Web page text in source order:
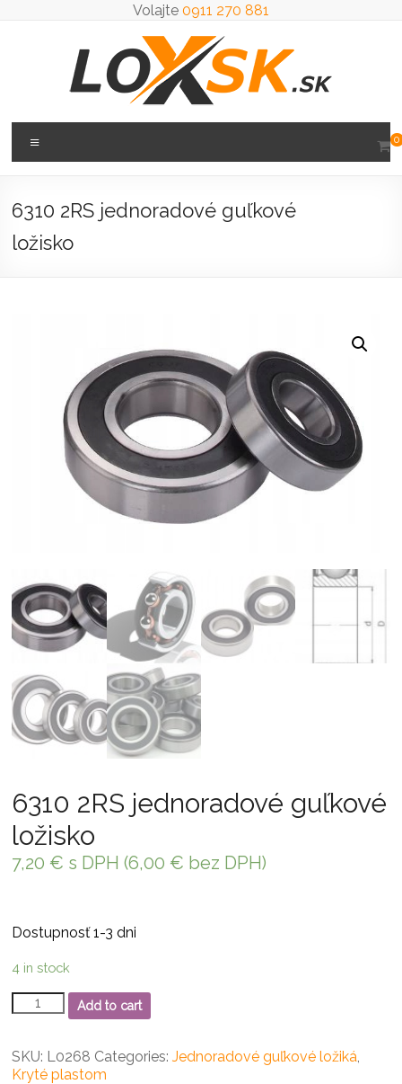
Volajte 0911 270 881
Loxsk
predaj
0
6310 2RS jednoradové guľkové
ložisko
6310 2RS jednoradové guľkové
ložisko
7,20 € s DPH (6,00 € bez DPH)
Dostupnosť 1-3 dni
4 in stock
6310
2RS
guľkové
ložisko
Add to cart
SKU: L0268 Categories:Jednoradové guľkové ložiká
Kryté plastom